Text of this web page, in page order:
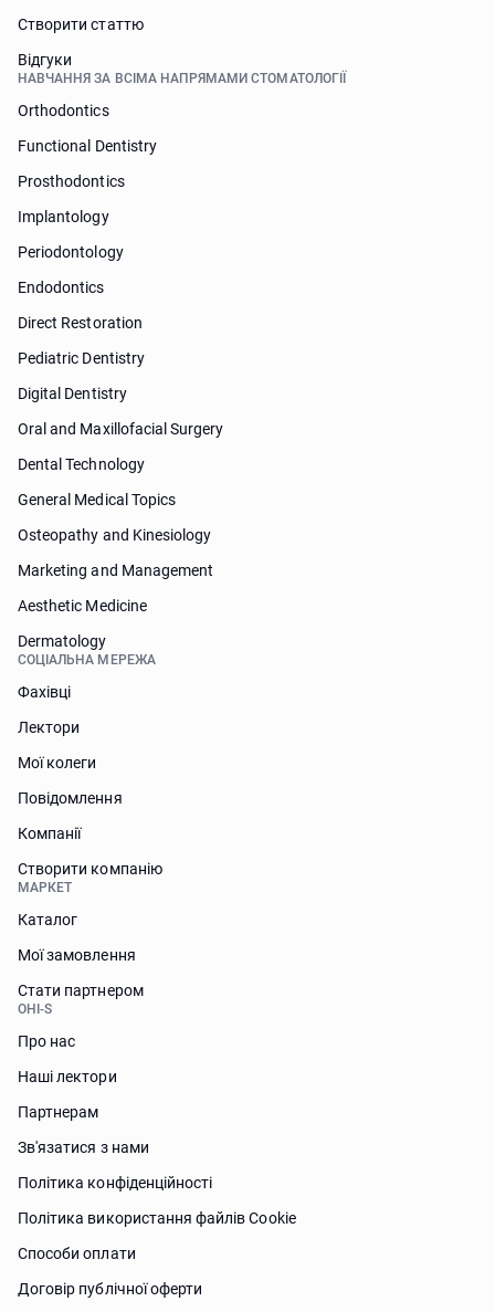
Створити статтю
Відгуки
НАВЧАННЯ ЗА ВСІМА НАПРЯМАМИ СТОМАТОЛОГІЇ
Orthodontics
Functional Dentistry
Prosthodontics
Implantology
Periodontology
Endodontics
Direct Restoration
Pediatric Dentistry
Digital Dentistry
Oral and Maxillofacial Surgery
Dental Technology
General Medical Topics
Osteopathy and Kinesiology
Marketing and Management
Aesthetic Medicine
Dermatology
СОЦІАЛЬНА МЕРЕЖА
Фахівці
Лектори
Мої колеги
Повідомлення
Компанії
Створити компанію
МАРКЕТ
Каталог
Мої замовлення
Стати партнером
OHI-S
Про нас
Наші лектори
Партнерам
Зв'язатися з нами
Політика конфіденційності
Політика використання файлів Сookie
Способи оплати
Договір публічної оферти